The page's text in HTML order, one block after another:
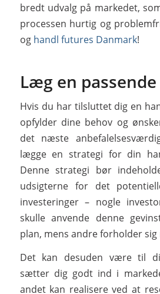
bredt udvalg på markedet,
processen hurtig og
og handl futures Danmark!
Læg en
Hvis du har tilsluttet dig en
opfylder dine behov og
det næste
lægge en strategi for din
Denne strategi bør
udsigterne for det
investeringer – nogle
skulle anvende denne
plan, mens andre forholder
Det kan desuden være til
sætter dig godt ind i
andet kan realisere ved at